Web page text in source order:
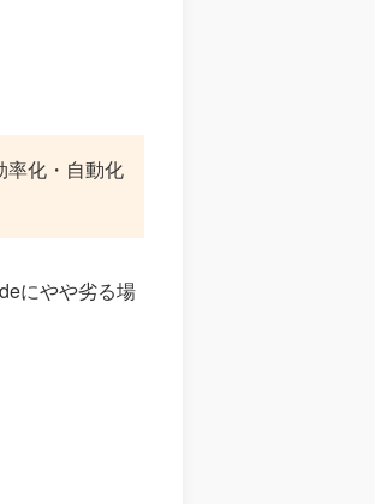
率化・自動化
にやや劣る場